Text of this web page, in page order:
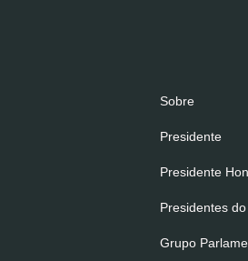
Sobre
Presidente
Presidente
Presidentes
Grupo